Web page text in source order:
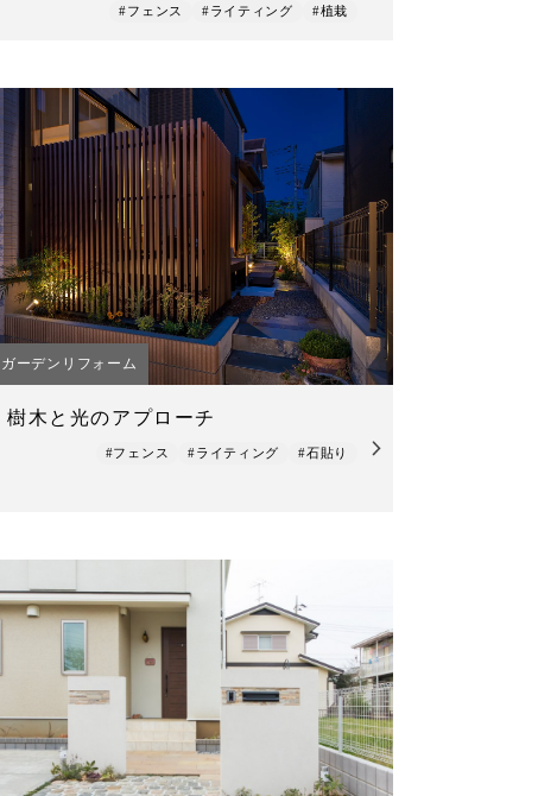
#フェンス #ライティング #植栽
ガーデンリフォーム
樹木と光のアプローチ
#フェンス #ライティング #石貼り